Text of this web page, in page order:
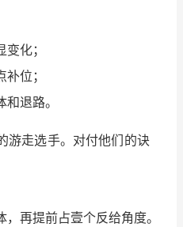
化；
位；
退路。
游走选手。对付他们的诀
再提前占壹个反给角度。